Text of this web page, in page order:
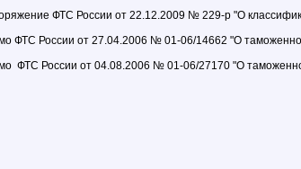
ФТС России от 22.12.2009 № 229-р "О
ФТС России от 27.04.2006 № 01-06/14662 "О
ФТС России от 04.08.2006 № 01-06/27170 "О